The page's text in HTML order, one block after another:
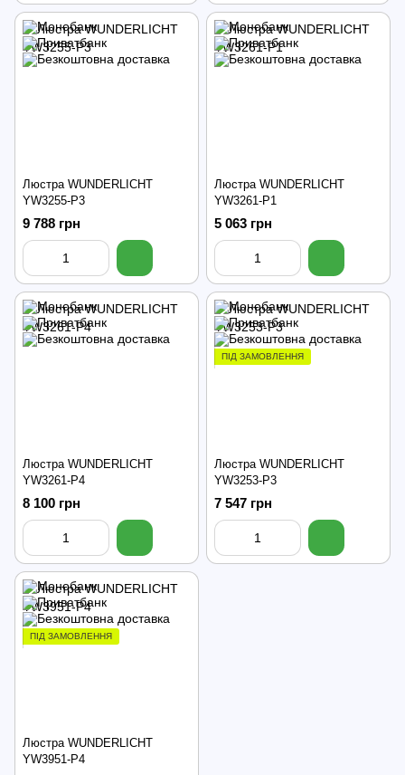
Люстра WUNDERLICHT
YW3255-P3
9 788 грн
Люстра WUNDERLICHT
YW3261-P1
5 063 грн
Люстра WUNDERLICHT
YW3261-P4
8 100 грн
ПІД ЗАМОВЛЕННЯ
Люстра WUNDERLICHT
YW3253-P3
7 547 грн
ПІД ЗАМОВЛЕННЯ
Люстра WUNDERLICHT
YW3951-P4